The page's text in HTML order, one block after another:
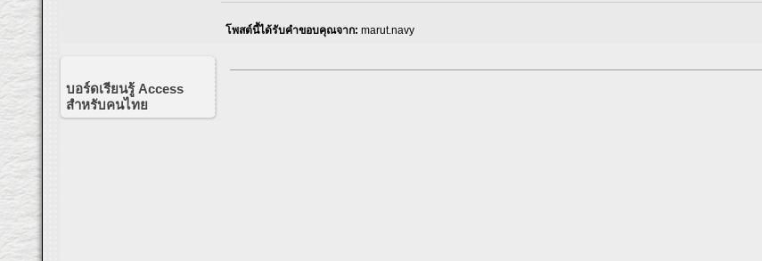
โพสต์นี้ได้รับคำขอบคุณจาก:marut.navy
บอร์ดเรียนรู้ Access
สำหรับคนไทย